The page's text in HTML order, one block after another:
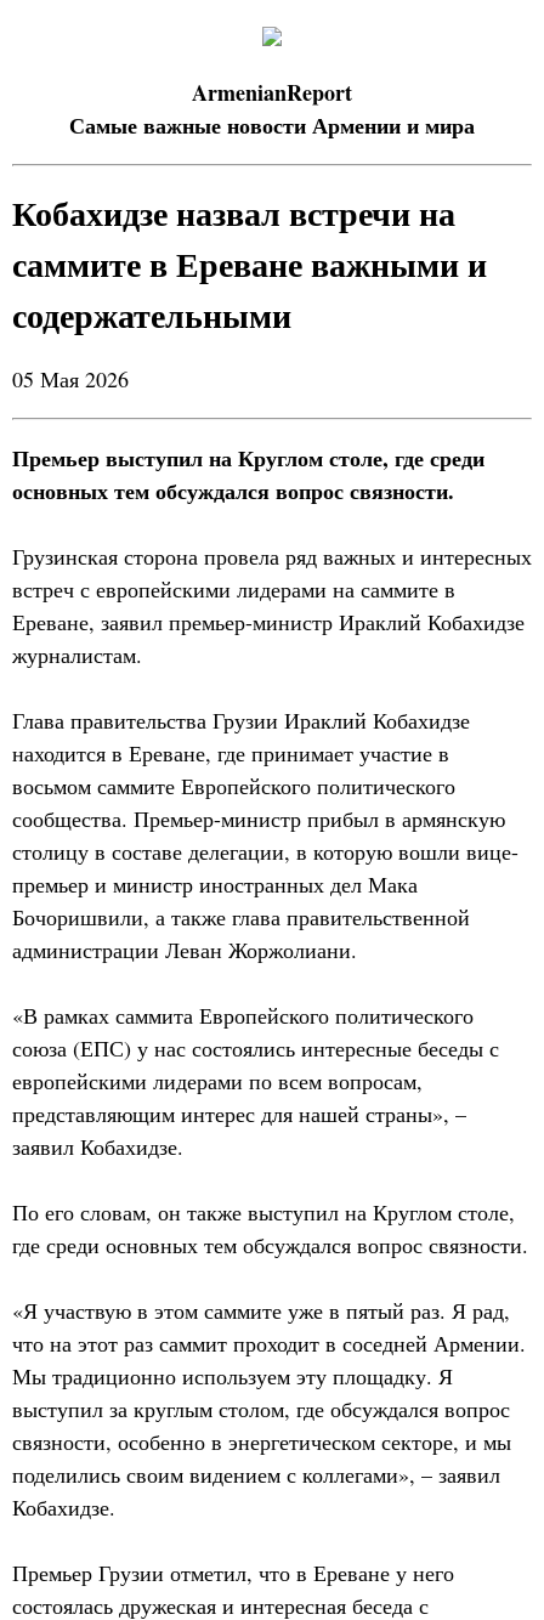
ArmenianReport
Самые важные новости Армении и мира
Кобахидзе назвал встречи на
саммите в Ереване важными и
содержательными
05 Мая 2026
Премьер выступил на Круглом столе, где среди
основных тем обсуждался вопрос связности.
Грузинская сторона провела ряд важных и интересных
встреч с европейскими лидерами на саммите в
Ереване, заявил премьер-министр Ираклий Кобахидзе
журналистам.
Глава правительства Грузии Ираклий Кобахидзе
находится в Ереване, где принимает участие в
восьмом саммите Европейского политического
сообщества. Премьер-министр прибыл в армянскую
столицу в составе делегации, в которую вошли вице-
премьер и министр иностранных дел Мака
Бочоришвили, а также глава правительственной
администрации Леван Жоржолиани.
«В рамках саммита Европейского политического
союза (ЕПС) у нас состоялись интересные беседы с
европейскими лидерами по всем вопросам,
представляющим интерес для нашей страны», –
заявил Кобахидзе.
По его словам, он также выступил на Круглом столе,
где среди основных тем обсуждался вопрос связности.
«Я участвую в этом саммите уже в пятый раз. Я рад,
что на этот раз саммит проходит в соседней Армении.
Мы традиционно используем эту площадку. Я
выступил за круглым столом, где обсуждался вопрос
связности, особенно в энергетическом секторе, и мы
поделились своим видением с коллегами», – заявил
Кобахидзе.
Премьер Грузии отметил, что в Ереване у него
состоялась дружеская и интересная беседа с